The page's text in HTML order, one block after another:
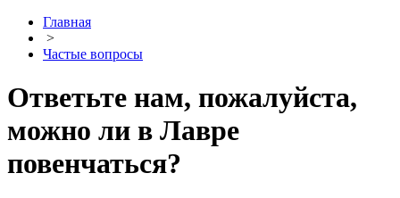
Главная
>
Частые вопросы
Ответьте нам, пожалуйста,
можно ли в Лавре
повенчаться?